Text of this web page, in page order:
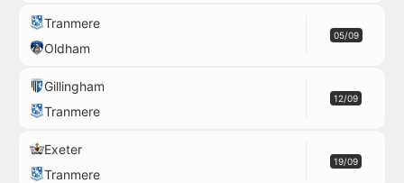
Tranmere
Oldham
05/09
Gillingham
Tranmere
12/09
Exeter
Tranmere
19/09